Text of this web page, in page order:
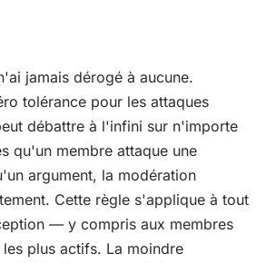
jamais dérogé à aucune.
tolérance pour les attaques
débattre à l'infini sur n'importe
qu'un membre attaque une
argument, la modération
Cette règle s'applique à tout
— y compris aux membres
plus actifs. La moindre